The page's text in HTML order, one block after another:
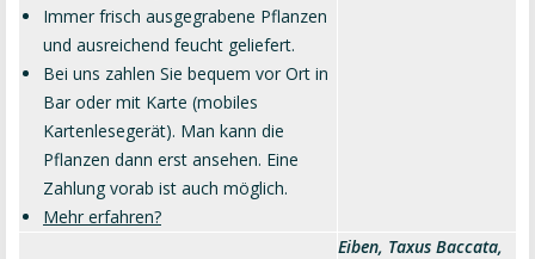
Immer frisch ausgegrabene Pflanzen
und ausreichend feucht geliefert.
Bei uns zahlen Sie bequem vor Ort in
Bar oder mit Karte (mobiles
Kartenlesegerät). Man kann die
Pflanzen dann erst ansehen. Eine
Zahlung vorab ist auch möglich.
Mehr erfahren?
Eiben, Taxus Baccata,